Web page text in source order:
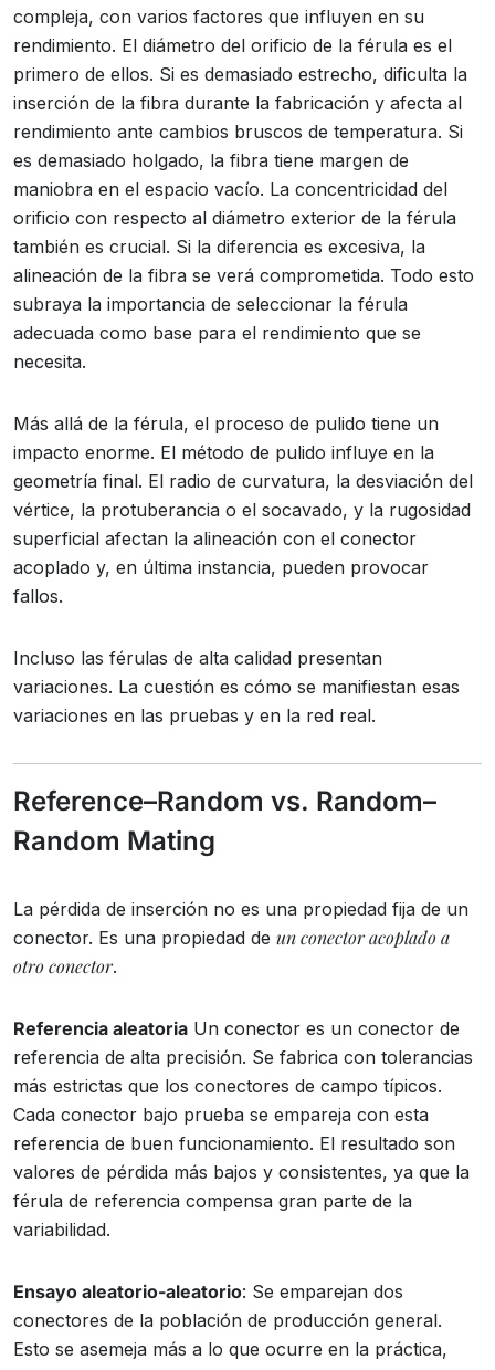
compleja, con varios factores que influyen en su
rendimiento. El diámetro del orificio de la férula es el
primero de ellos. Si es demasiado estrecho, dificulta la
inserción de la fibra durante la fabricación y afecta al
rendimiento ante cambios bruscos de temperatura. Si
es demasiado holgado, la fibra tiene margen de
maniobra en el espacio vacío. La concentricidad del
orificio con respecto al diámetro exterior de la férula
también es crucial. Si la diferencia es excesiva, la
alineación de la fibra se verá comprometida. Todo esto
subraya la importancia de seleccionar la férula
adecuada como base para el rendimiento que se
necesita.
Más allá de la férula, el proceso de pulido tiene un
impacto enorme. El método de pulido influye en la
geometría final. El radio de curvatura, la desviación del
vértice, la protuberancia o el socavado, y la rugosidad
superficial afectan la alineación con el conector
acoplado y, en última instancia, pueden provocar
fallos.
Incluso las férulas de alta calidad presentan
variaciones. La cuestión es cómo se manifiestan esas
variaciones en las pruebas y en la red real.
Reference–Random vs. Random–
Random Mating
La pérdida de inserción no es una propiedad fija de un
conector. Es una propiedad de un conector acoplado a
otro conector.
Referencia aleatoria Un conector es un conector de
referencia de alta precisión. Se fabrica con tolerancias
más estrictas que los conectores de campo típicos.
Cada conector bajo prueba se empareja con esta
referencia de buen funcionamiento. El resultado son
valores de pérdida más bajos y consistentes, ya que la
férula de referencia compensa gran parte de la
variabilidad.
Ensayo aleatorio-aleatorio: Se emparejan dos
conectores de la población de producción general.
Esto se asemeja más a lo que ocurre en la práctica,